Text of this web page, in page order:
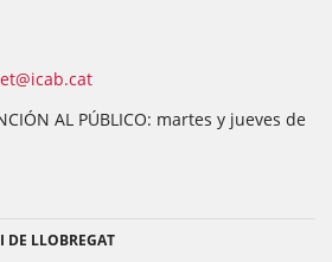
AL PÚBLICO: martes y jueves de
DE LLOBREGAT